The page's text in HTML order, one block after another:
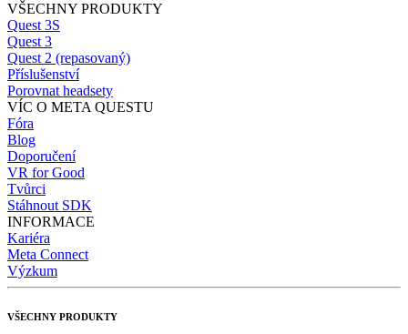
VŠECHNY PRODUKTY
Quest 3S
Quest 3
Quest 2 (repasovaný)
Příslušenství
Porovnat headsety
VÍC O META QUESTU
Fóra
Blog
Doporučení
VR for Good
Tvůrci
Stáhnout SDK
INFORMACE
Kariéra
Meta Connect
Výzkum
VŠECHNY PRODUKTY